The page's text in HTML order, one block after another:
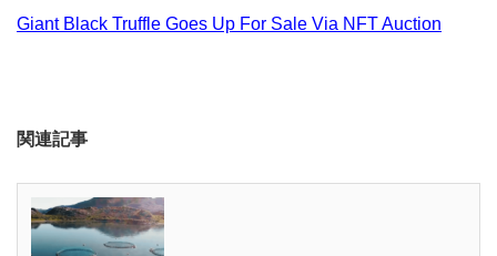
Giant Black Truffle Goes Up For Sale Via NFT Auction
関連記事